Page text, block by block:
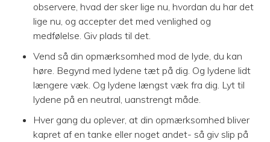
observere, hvad der sker lige nu, hvordan du har det
lige nu, og accepter det med venlighed og
medfølelse. Giv plads til det.
Vend så din opmærksomhed mod de lyde, du kan
høre. Begynd med lydene tæt på dig. Og lydene lidt
længere væk. Og lydene længst væk fra dig. Lyt til
lydene på en neutral, uanstrengt måde.
Hver gang du oplever, at din opmærksomhed bliver
kapret af en tanke eller noget andet- så giv slip på